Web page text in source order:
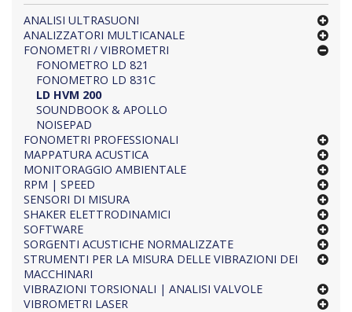
ANALISI ULTRASUONI
ANALIZZATORI MULTICANALE
FONOMETRI / VIBROMETRI
FONOMETRO LD 821
FONOMETRO LD 831C
LD HVM 200
SOUNDBOOK & APOLLO
NOISEPAD
FONOMETRI PROFESSIONALI
MAPPATURA ACUSTICA
MONITORAGGIO AMBIENTALE
RPM | SPEED
SENSORI DI MISURA
SHAKER ELETTRODINAMICI
SOFTWARE
SORGENTI ACUSTICHE NORMALIZZATE
STRUMENTI PER LA MISURA DELLE VIBRAZIONI DEI
MACCHINARI
VIBRAZIONI TORSIONALI | ANALISI VALVOLE
VIBROMETRI LASER